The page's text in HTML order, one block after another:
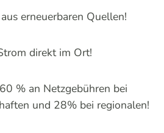
erneuerbaren Quellen!
direkt im Ort!
% an Netzgebühren bei
und 28% bei regionalen!